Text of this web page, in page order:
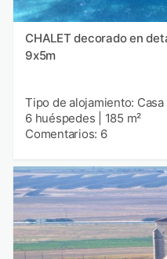
CHALET decorado en
9x5m
Tipo de alojamiento: Casa
6 huéspedes
185 m²
Comentarios: 6